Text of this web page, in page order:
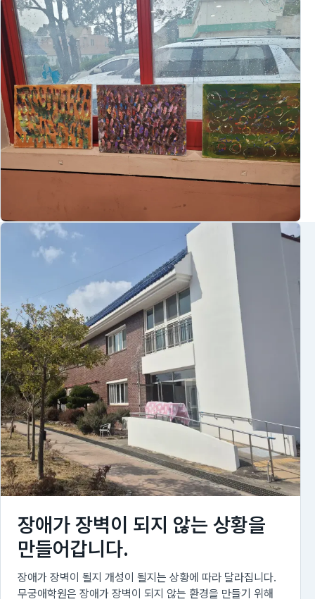
장애가 장벽이 되지 않는 상황을
만들어갑니다.
장애가 장벽이 될지 개성이 될지는 상황에 따라 달라집니다.
무궁애학원은 장애가 장벽이 되지 않는 환경을 만들기 위해